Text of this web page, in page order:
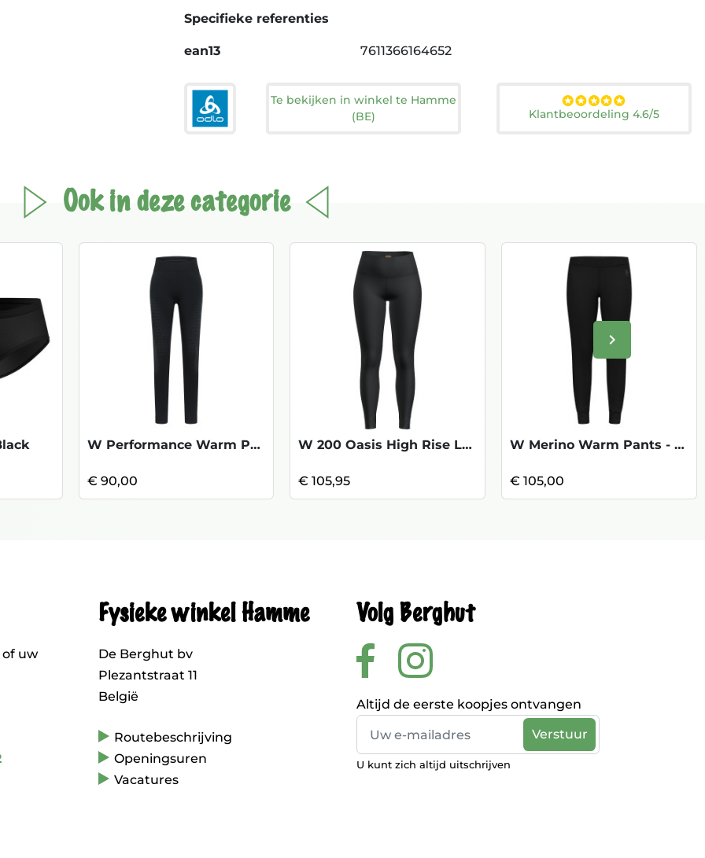
Specifieke referenties
ean13 7611366164652
Te bekijken in winkel te Hamme
(BE)
Klantbeoordeling 4.6/5
Ook in deze categorie
Volgende
keyboard_arrow_right
W Performance Warm Pants Eco - Grap Grey
€ 90,00
W 200 Oasis High Rise Leggings - Black
€ 105,95
W Merino Warm Pants - Black
€ 105,00
of uw
Fysieke winkel Hamme
De Berghut bv
Plezantstraat 11
België
Routebeschrijving
Openingsuren
Vacatures
Volg Berghut
Altijd de eerste koopjes ontvangen
U kunt zich altijd uitschrijven